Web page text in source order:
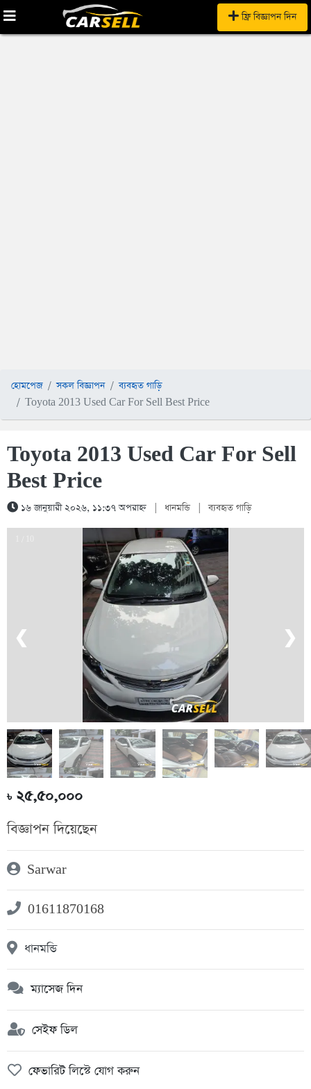
ফ্রি বিজ্ঞাপন দিন
হোমপেজ সকল বিজ্ঞাপন
ব্যবহৃত গাড়ি
Toyota 2013 Used Car For Sell Best Price
Toyota 2013 Used Car For Sell
Best Price
১৬ জানুয়ারী ২০২৬, ১১:৩৭ অপরাহ্ন ধানমন্ডি ব্যবহৃত গাড়ি
❮ ❯
৳২৫,৫০,০০০
বিজ্ঞাপন দিয়েছেন
Sarwar
01611870168
ধানমন্ডি
ম্যাসেজ দিন
সেইফ ডিল
ফেভারিট লিস্টে যোগ করুন